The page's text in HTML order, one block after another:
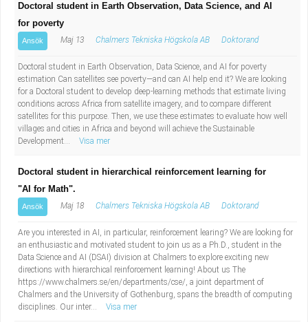
Doctoral student in Earth Observation, Data Science, and AI
for poverty
Ansök Maj 13 Chalmers Tekniska Högskola AB Doktorand
Doctoral student in Earth Observation, Data Science, and AI for poverty
estimation Can satellites see poverty—and can AI help end it? We are looking
for a Doctoral student to develop deep-learning methods that estimate living
conditions across Africa from satellite imagery, and to compare different
satellites for this purpose. Then, we use these estimates to evaluate how well
villages and cities in Africa and beyond will achieve the Sustainable
Development...
Visa mer
Doctoral student in hierarchical reinforcement learning for
"AI for Math".
Ansök Maj 18 Chalmers Tekniska Högskola AB Doktorand
Are you interested in AI, in particular, reinforcement learing? We are looking for
an enthusiastic and motivated student to join us as a Ph.D., student in the
Data Science and AI (DSAI) division at Chalmers to explore exciting new
directions with hierarchical reinforcement learning! About us The
https://www.chalmers.se/en/departments/cse/, a joint department of
Chalmers and the University of Gothenburg, spans the breadth of computing
disciplines. Our inter...
Visa mer